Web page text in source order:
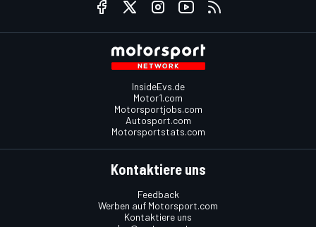
InsideEvs.de
Motor1.com
Motorsportjobs.com
Autosport.com
Motorsportstats.com
Kontaktiere uns
Feedback
Werben auf Motorsport.com
Kontaktiere uns